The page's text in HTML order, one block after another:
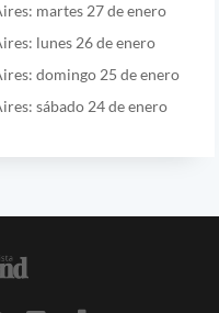
martes 27 de enero
lunes 26 de enero
domingo 25 de enero
sábado 24 de enero